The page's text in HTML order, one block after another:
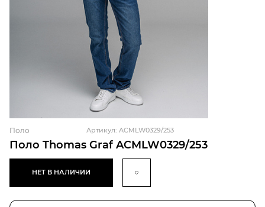
Поло Thomas Graf ACMLW0329/253
Поло Артикул: ACMLW0329/253
НЕТ В НАЛИЧИИ